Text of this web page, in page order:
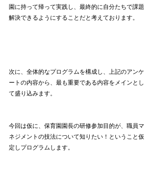
園に持って帰って実践し、最終的に自分たちで課題
解決できるようにすることだと考えております。
次に、全体的なプログラムを構成し、上記のアンケ
ートの内容から、最も重要である内容をメインとし
て盛り込みます。
今回は仮に、保育園園長の研修参加目的が、職員マ
ネジメントの技法について知りたい！ということ仮
定しプログラムします。